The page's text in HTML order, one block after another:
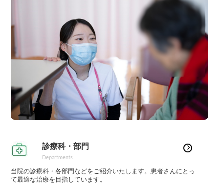
診療科・部門
Departments
当院の診療科・各部門などをご紹介いたします。患者さんにとっ
て最適な治療を目指しています。